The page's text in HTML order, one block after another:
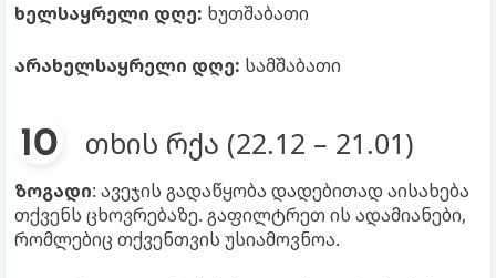
ხელსაყრელი დღე: ხუთშაბათი
არახელსაყრელი დღე: სამშაბათი
თხის რქა (22.12 – 21.01)
ზოგადი: ავეჯის გადაწყობა დადებითად აისახება
თქვენს ცხოვრებაზე. გაფილტრეთ ის ადამიანები,
რომლებიც თქვენთვის უსიამოვნოა.